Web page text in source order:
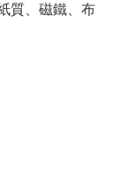
質、磁鐵、布